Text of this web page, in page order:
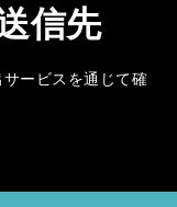
信先
ービスを通じて確